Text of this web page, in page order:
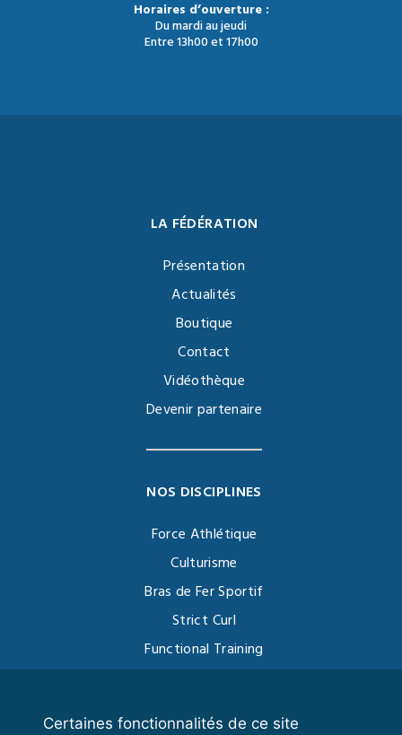
Certaines fonctionnalités de ce site
Horaires d’ouverture :
Du mardi au jeudi
Entre 13h00 et 17h00
LA FÉDÉRATION
Présentation
Actualités
Boutique
Contact
Vidéothèque
Devenir partenaire
NOS DISCIPLINES
Force Athlétique
Culturisme
Bras de Fer Sportif
Strict Curl
Functional Training